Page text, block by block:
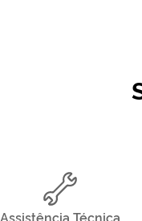
Assistência Técnica